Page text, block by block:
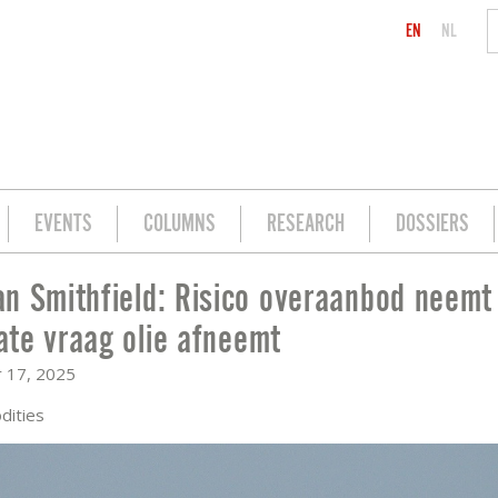
EN NL
EVENTS COLUMNS RESEARCH DOSSIERS
NEEMT TOE NAARMATE VRAAG
Smithfield: Risico overaanbod
vraag olie afneemt
17, 2025